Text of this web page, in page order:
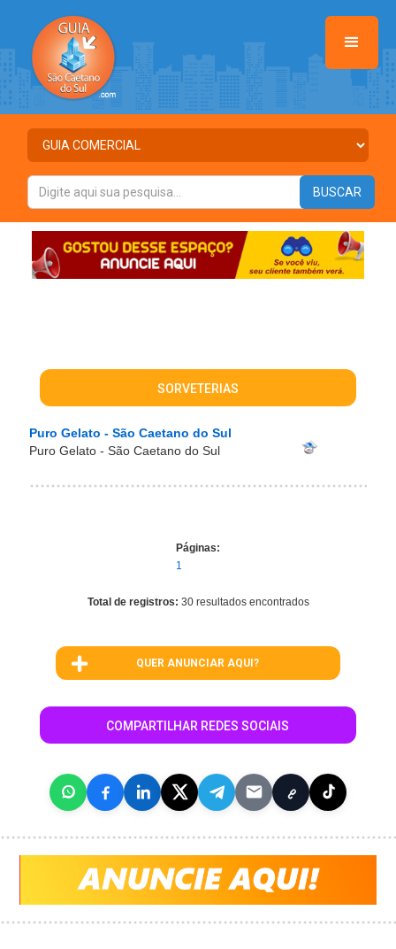
SORVETERIAS
Puro Gelato - São Caetano do Sul
Puro Gelato - São Caetano do Sul
Páginas:
1
Total de registros: 30 resultados encontrados
QUER ANUNCIAR AQUI?
COMPARTILHAR REDES SOCIAIS